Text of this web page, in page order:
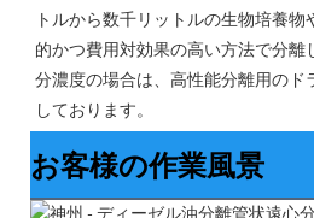
トルから数千リットルの生物培養
的かつ費用対効果の高い方法で分
分濃度の場合は、高性能分離用の
しております。
お客様の作業風景